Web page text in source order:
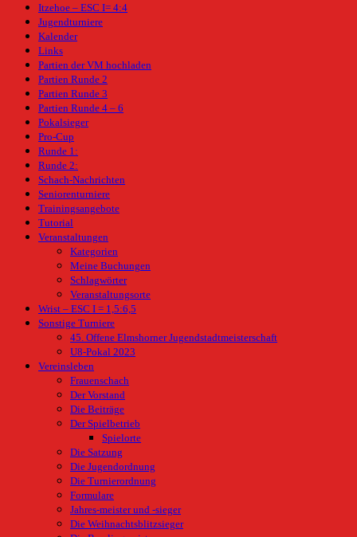
Itzehoe – ESC I= 4:4
Jugendturniere
Kalender
Links
Partien der VM hochladen
Partien Runde 2
Partien Runde 3
Partien Runde 4 – 6
Pokalsieger
Pro-Cup
Runde 1:
Runde 2:
Schach-Nachrichten
Seniorenturniere
Trainingsangebote
Tutorial
Veranstaltungen
Kategorien
Meine Buchungen
Schlagwörter
Veranstaltungsorte
Wrist – ESC I = 1,5:6,5
Sonstige Turniere
45. Offene Elmshorner Jugendstadtmeisterschaft
U8-Pokal 2023
Vereinsleben
Frauenschach
Der Vorstand
Die Beiträge
Der Spielbetrieb
Spielorte
Die Satzung
Die Jugendordnung
Die Turnierordnung
Formulare
Jahres-meister und -sieger
Die Weihnachtsblitzsieger